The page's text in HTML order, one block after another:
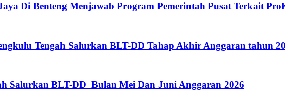
Di Benteng Menjawab Program Pemerintah Pusat Terkait
Tengah Salurkan BLT-DD Tahap Akhir Anggaran tahun
Salurkan BLT-DD Bulan Mei Dan Juni Anggaran 2026